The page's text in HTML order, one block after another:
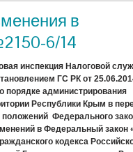
в
6/14
инспекция Налоговой
ГС РК от
администрирования
Республики Крым в
Федерального
в Федеральный закон
кодекса